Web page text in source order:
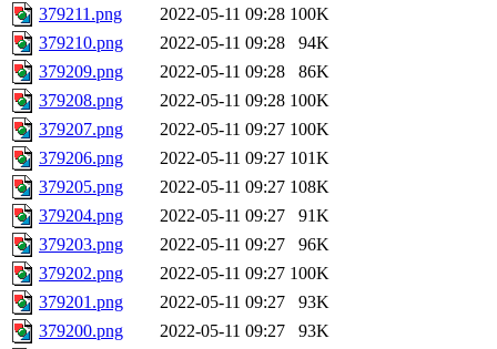
379211.png
2022-05-11 09:28 100K
379210.png
2022-05-11 09:28
94K
379209.png
2022-05-11 09:28
86K
379208.png
2022-05-11 09:28 100K
379207.png
2022-05-11 09:27 100K
379206.png
2022-05-11 09:27 101K
379205.png
2022-05-11 09:27 108K
379204.png
2022-05-11 09:27
91K
379203.png
2022-05-11 09:27
96K
379202.png
2022-05-11 09:27 100K
379201.png
2022-05-11 09:27
93K
379200.png
2022-05-11 09:27
93K